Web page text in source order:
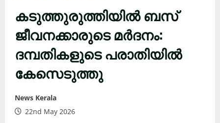
കടുത്തുരുത്തിയിൽ ബസ്
ജീവനക്കാരുടെ മർദനം:
ദമ്പതികളുടെ പരാതിയിൽ
കേസെടുത്തു
News Kerala
22nd May 2026